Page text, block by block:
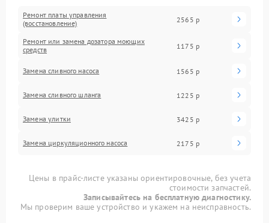
Ремонт платы управления
(восстановление)
2565 р
Ремонт или замена дозатора моющих
средств
1175 р
Замена сливного насоса 1565 р
Замена сливного шланга 1225 р
Замена улитки 3425 р
Замена циркуляционного насоса 2175 р
Цены в прайс-листе указаны ориентировочные, без учета
стоимости запчастей.
Записывайтесь на бесплатную диагностику.
Мы проверим ваше устройство и укажем на неисправность.